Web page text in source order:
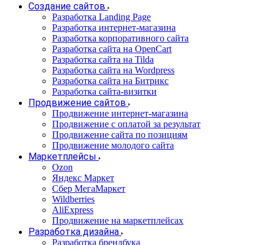
Создание сайтов
Разработка Landing Page
Разработка интернет-магазина
Разработка корпоративного сайта
Разработка сайта на OpenCart
Разработка сайта на Tilda
Разработка сайта на Wordpress
Разработка сайта на Битрикс
Разработка сайта-визитки
Продвижение сайтов
Продвижение интернет-магазина
Продвижение с оплатой за результат
Продвижение сайта по позициям
Продвижение молодого сайта
Маркетплейсы
Ozon
Яндекс Маркет
Сбер МегаМаркет
Wildberries
AliExpress
Продвижение на маркетплейсах
Разработка дизайна
Разработка брендбука